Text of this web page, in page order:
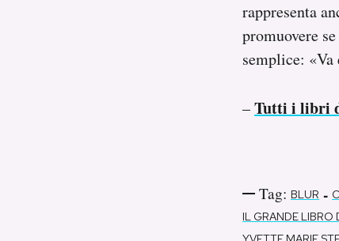
rappresenta
promuovere
semplice:
–Tutti i libri
Tag: BLUR -
IL GRANDE